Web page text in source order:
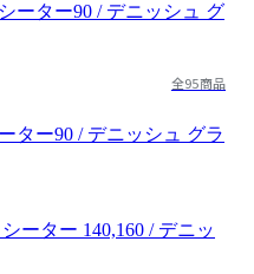
全95商品
ター90 / デニッシュ グラ